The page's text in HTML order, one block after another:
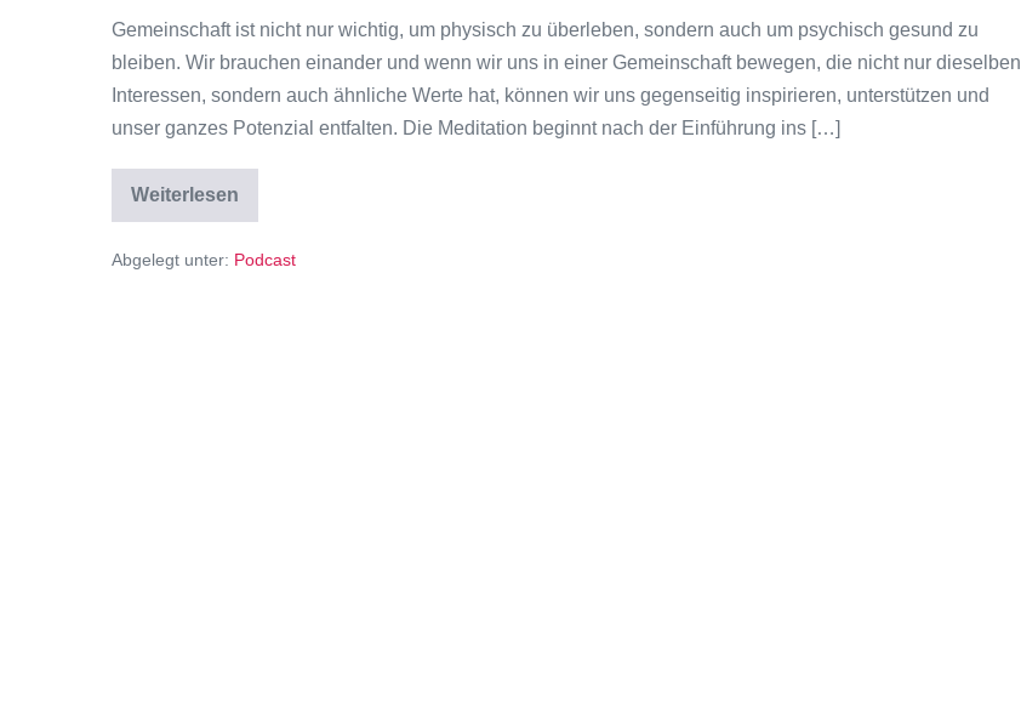
Gemeinschaft ist nicht nur wichtig, um physisch zu überleben, sondern auch um psychisch gesund zu
bleiben. Wir brauchen einander und wenn wir uns in einer Gemeinschaft bewegen, die nicht nur dieselben
Interessen, sondern auch ähnliche Werte hat, können wir uns gegenseitig inspirieren, unterstützen und
unser ganzes Potenzial entfalten. Die Meditation beginnt nach der Einführung ins […]
Weiterlesen
Abgelegt unter: Podcast